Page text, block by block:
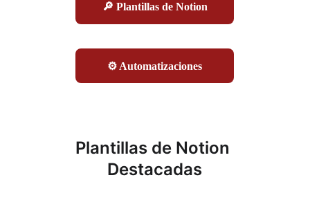
🔎 Plantillas de Notion
⚙️ Automatizaciones
Plantillas de Notion
Destacadas